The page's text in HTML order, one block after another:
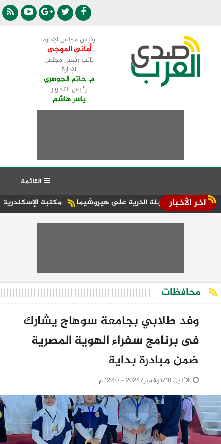
رئيس مجلس الإدارة
أمانى الموجى
نائب رئيس مجلس
الإدارة
م. حاتم الجوهري
رئيس التحرير
ياسر هاشم
اخر الأخبار مكتبة الإسكندرية تفتتح
محافظات
وفد طلابي بجامعة سوهاج يشارك
فى برنامج سفراء الهوية المصرية
ضمن مبادرة بداية
الإثنين 18/نوفمبر/2024 - 12:40 م